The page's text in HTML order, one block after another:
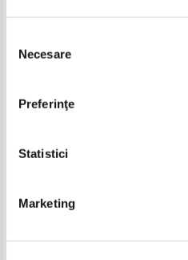
consimțământului
Necesare
Preferinţe
Statistici
Marketing
-40%
de instalatii
Adaugă în coș